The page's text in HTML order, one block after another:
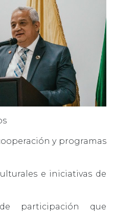
y programas
e iniciativas de
participación que